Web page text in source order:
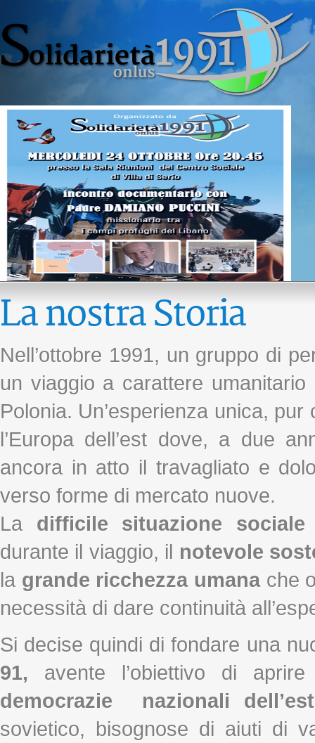
La nostra Storia
Nell’ottobre 1991, un gruppo di
un viaggio a carattere
Polonia. Un’esperienza unica,
l’Europa dell’est dove, a due
ancora in atto il travagliato e
verso forme di mercato nuove.
La difficile situazione
durante il viaggio, il notevole
la grande ricchezza umanache
necessità di dare continuità
Si decise quindi di fondare una
91, avente l’obiettivo di
democrazie nazionali
sovietico, bisognose di aiuti di